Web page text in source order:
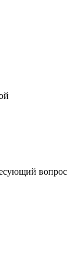
вопрос